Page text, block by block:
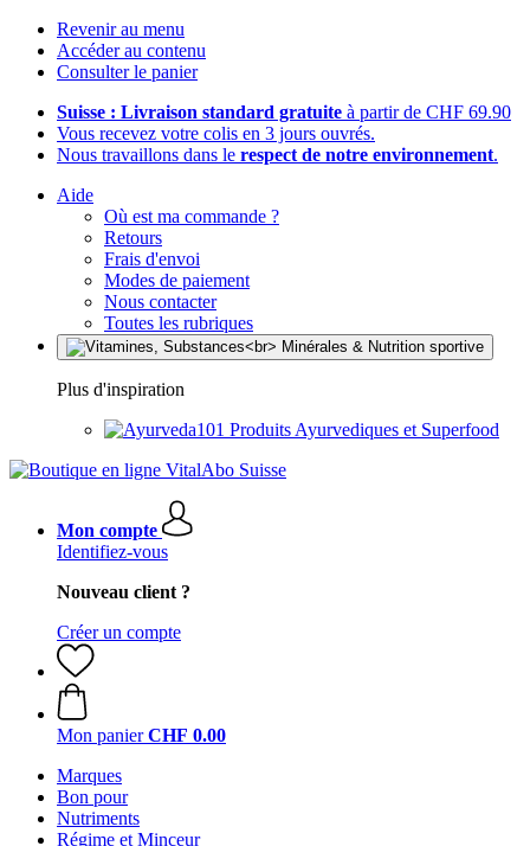
Revenir au menu
Accéder au contenu
Consulter le panier
Suisse : Livraison standard gratuite à partir de CHF 69.90
Vous recevez votre colis en 3 jours ouvrés.
Nous travaillons dans le respect de notre environnement.
Aide
Où est ma commande ?
Retours
Frais d'envoi
Modes de paiement
Nous contacter
Toutes les rubriques
Plus d'inspiration
Produits Ayurvediques et Superfood
Mon compte
Identifiez-vous
Nouveau client ?
Créer un compte
Mon panier CHF 0.00
Marques
Bon pour
Nutriments
Régime et Minceur